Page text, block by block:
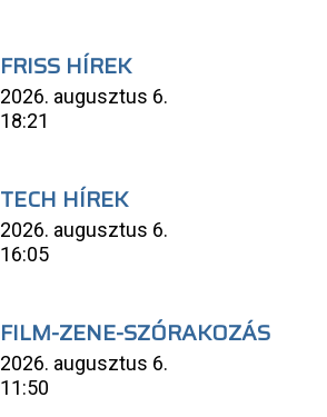
FRISS HÍREK
2026. augusztus 6.
18:21
TECH HÍREK
2026. augusztus 6.
16:05
FILM-ZENE-SZÓRAKOZÁS
2026. augusztus 6.
11:50